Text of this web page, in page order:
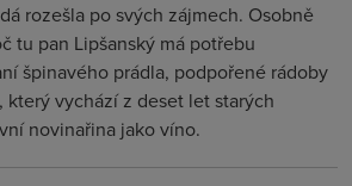
rozešla po svých zájmech. Osobně
tu pan Lipšanský má potřebu
špinavého prádla, podpořené rádoby
vychází z deset let starých
novinařina jako víno.